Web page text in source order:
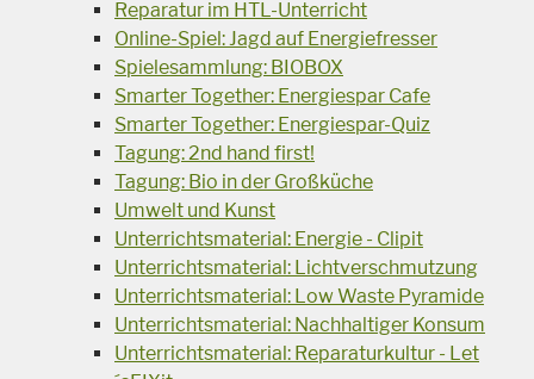
Reparatur im HTL-Unterricht
Online-Spiel: Jagd auf Energiefresser
Spielesammlung: BIOBOX
Smarter Together: Energiespar Cafe
Smarter Together: Energiespar-Quiz
Tagung: 2nd hand first!
Tagung: Bio in der Großküche
Umwelt und Kunst
Unterrichtsmaterial: Energie - Clipit
Unterrichtsmaterial: Lichtverschmutzung
Unterrichtsmaterial: Low Waste Pyramide
Unterrichtsmaterial: Nachhaltiger Konsum
Unterrichtsmaterial: Reparaturkultur - Let